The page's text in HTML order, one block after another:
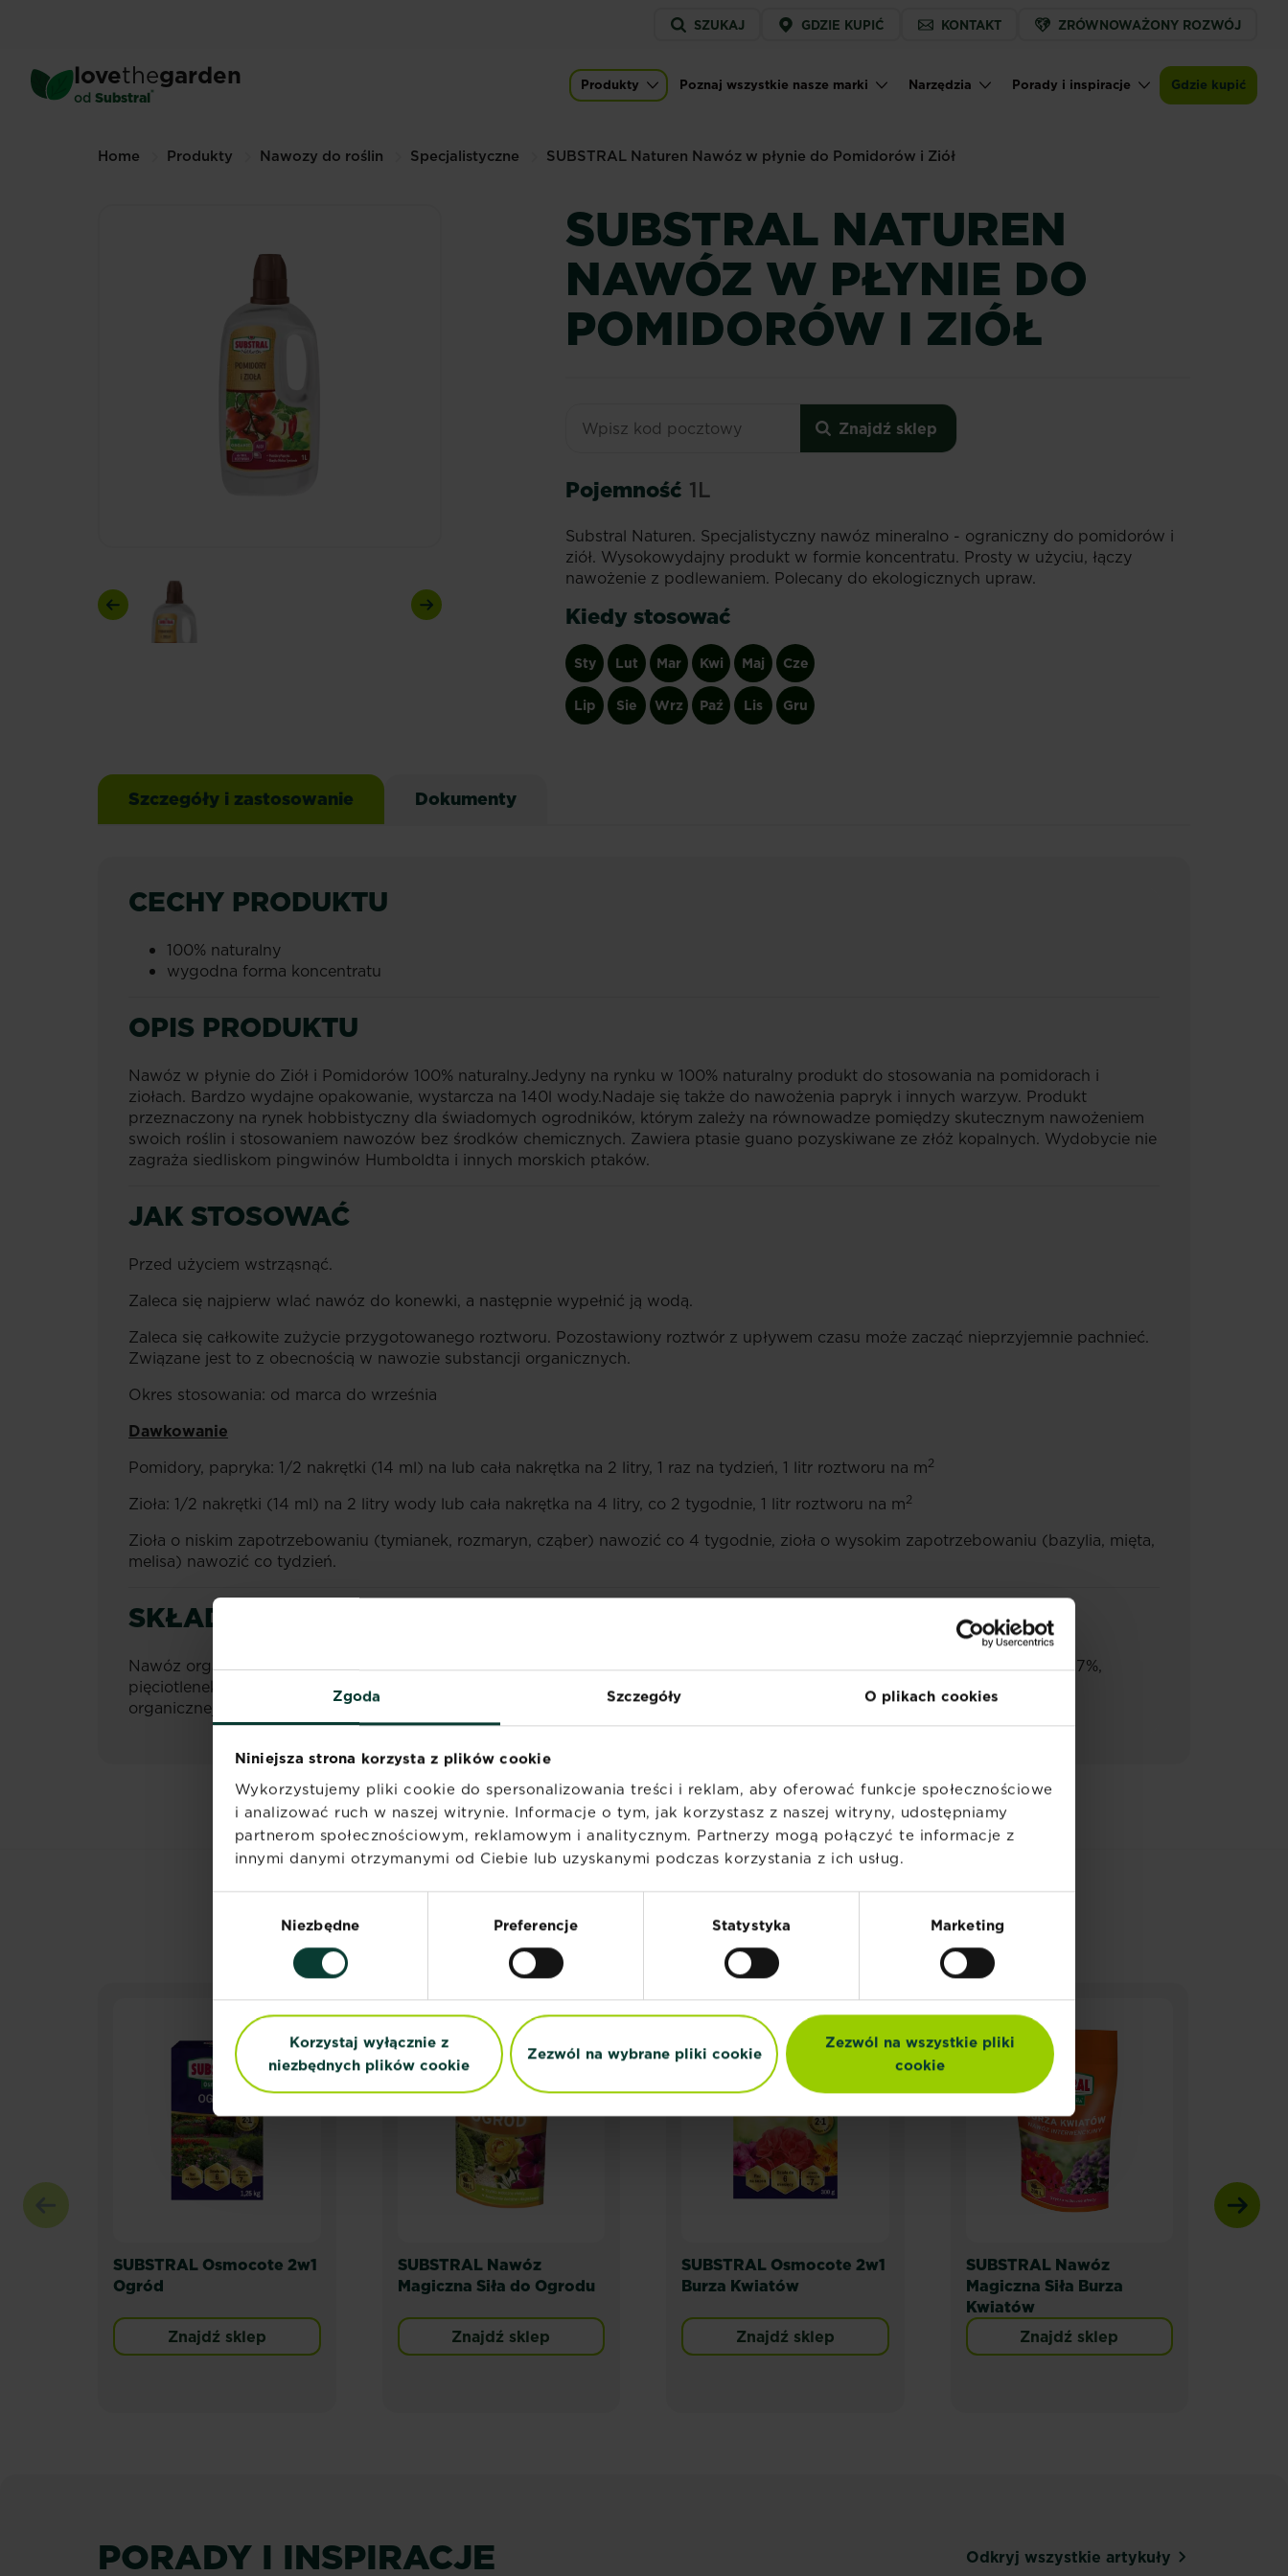
Zgoda Szczegóły O plikach cookies
Niniejsza strona korzysta z plików cookie
Wykorzystujemy pliki cookie do spersonalizowania treści i reklam, aby oferować funkcje społecznościowe
i analizować ruch w naszej witrynie. Informacje o tym, jak korzystasz z naszej witryny, udostępniamy
partnerom społecznościowym, reklamowym i analitycznym. Partnerzy mogą połączyć te informacje z
innymi danymi otrzymanymi od Ciebie lub uzyskanymi podczas korzystania z ich usług.
Niezbędne Preferencje Statystyka Marketing
Korzystaj wyłącznie z
niezbędnych plików cookie
Zezwól na wybrane pliki cookie
Zezwól na wszystkie pliki
cookie
content
Service
menu
SZUKAJ GDZIE KUPIĆ KONTAKT ZRÓWNOWAŻONY ROZWÓJ
lovethegarden
od Substral® Main navigation
Produkty Poznaj wszystkie nasze marki Narzędzia Porady i inspiracje Gdzie kupić
Home Produkty Nawozy do roślin Specjalistyczne SUBSTRAL Naturen Nawóz w płynie do Pomidorów i Ziół
Previous Next
SUBSTRAL NATUREN
NAWÓZ W PŁYNIE DO
POMIDORÓW I ZIÓŁ
Znajdź sklep
Pojemność 1L
Substral Naturen. Specjalistyczny nawóz mineralno - ograniczny do pomidorów i
ziół. Wysokowydajny produkt w formie koncentratu. Prosty w użyciu, łączy
nawożenie z podlewaniem. Polecany do ekologicznych upraw.
Kiedy stosować
Sty Lut Mar Kwi Maj Cze
Lip Sie Wrz Paź Lis Gru
Szczegóły i zastosowanie Dokumenty
CECHY PRODUKTU
100% naturalny
wygodna forma koncentratu
OPIS PRODUKTU
Nawóz w płynie do Ziół i Pomidorów 100% naturalny.Jedyny na rynku w 100% naturalny produkt do stosowania na pomidorach i
ziołach. Bardzo wydajne opakowanie, wystarcza na 140l wody.Nadaje się także do nawożenia papryk i innych warzyw. Produkt
przeznaczony na rynek hobbistyczny dla świadomych ogrodników, którym zależy na równowadze pomiędzy skutecznym nawożeniem
swoich roślin i stosowaniem nawozów bez środków chemicznych. Zawiera ptasie guano pozyskiwane ze złóż kopalnych. Wydobycie nie
zagraża siedliskom pingwinów Humboldta i innych morskich ptaków.
JAK STOSOWAĆ
Przed użyciem wstrząsnąć.
Zaleca się najpierw wlać nawóz do konewki, a następnie wypełnić ją wodą.
Zaleca się całkowite zużycie przygotowanego roztworu. Pozostawiony roztwór z upływem czasu może zacząć nieprzyjemnie pachnieć.
Związane jest to z obecnością w nawozie substancji organicznych.
Okres stosowania: od marca do września
Dawkowanie
Pomidory, papryka: 1/2 nakrętki (14 ml) na lub cała nakrętka na 2 litry, 1 raz na tydzień, 1 litr roztworu na m2
Zioła: 1/2 nakrętki (14 ml) na 2 litry wody lub cała nakrętka na 4 litry, co 2 tygodnie, 1 litr roztworu na m2
Zioła o niskim zapotrzebowaniu (tymianek, rozmaryn, cząber) nawozić co 4 tygodnie, zioła o wysokim zapotrzebowaniu (bazylia, mięta,
melisa) nawozić co tydzień.
SKŁAD PRODUKTU
Nawóz organiczno-mineralny w płynie NPK 3+2+5. Azot (N) całkowity 3,0%, w tym pochodzący z substancji organicznych 2,7%,
pięciotlenek fosforu (P
) 2,0%, tlenek potasu (K
O) 5,0% w tym 4,9% potas rozpuszczalny w wodzie. Zawartość substancji
organicznej: 40% (m/m).
POWIĄZANE PRODUKTY
SUBSTRAL Osmocote 2w1
Ogród
Znajdź sklep
SUBSTRAL Nawóz
Magiczna Siła do Ogrodu
Znajdź sklep
SUBSTRAL Osmocote 2w1
Burza Kwiatów
Znajdź sklep
SUBSTRAL Nawóz
Magiczna Siła Burza
Kwiatów
Znajdź sklep
PORADY I INSPIRACJE Odkryj wszystkie artykuły